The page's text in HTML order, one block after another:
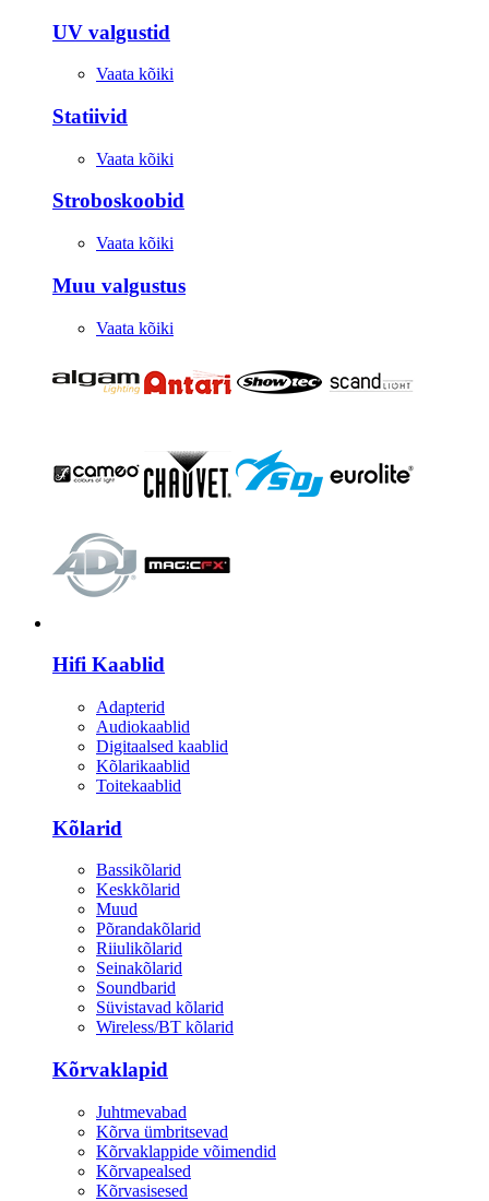
UV valgustid
Vaata kõiki
Statiivid
Vaata kõiki
Stroboskoobid
Vaata kõiki
Muu valgustus
Vaata kõiki
Hifi Kaablid
Adapterid
Audiokaablid
Digitaalsed kaablid
Kõlarikaablid
Toitekaablid
Kõlarid
Bassikõlarid
Keskkõlarid
Muud
Põrandakõlarid
Riiulikõlarid
Seinakõlarid
Soundbarid
Süvistavad kõlarid
Wireless/BT kõlarid
Kõrvaklapid
Juhtmevabad
Kõrva ümbritsevad
Kõrvaklappide võimendid
Kõrvapealsed
Kõrvasisesed